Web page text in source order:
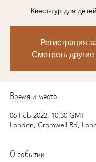
Квест-тур для
Регистрация
Смотреть
Время и место
06 Feb 2022, 10:30 GMT
London, Cromwell Rd,
О событии